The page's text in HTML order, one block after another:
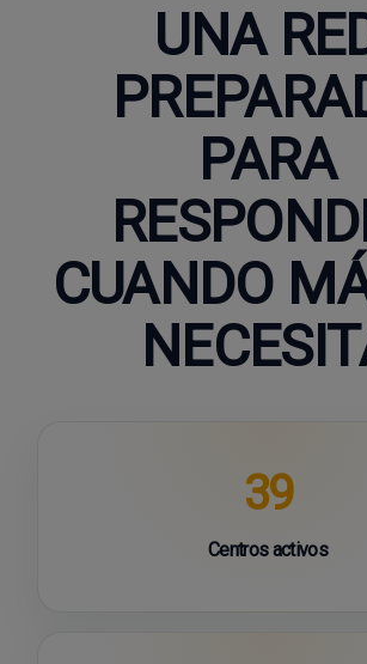
UNA
PARA
CUANDO
39
Centros activos